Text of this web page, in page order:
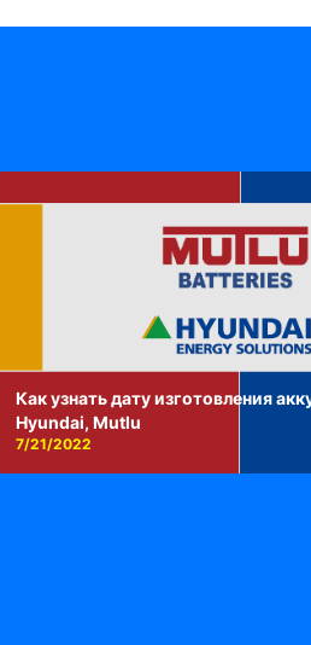
Как узнать дату изготовления
Hyundai, Mutlu
7/21/2022